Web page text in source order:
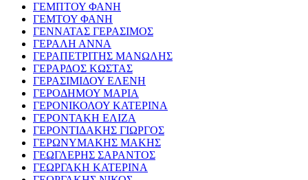
ΓΕΜΠΤΟΥ ΦΑΝΗ
ΓΕΜΤΟΥ ΦΑΝΗ
ΓΕΝΝΑΤΑΣ ΓΕΡΑΣΙΜΟΣ
ΓΕΡΑΛΗ ΑΝΝΑ
ΓΕΡΑΠΕΤΡΙΤΗΣ ΜΑΝΩΛΗΣ
ΓΕΡΑΡΔΟΣ ΚΩΣΤΑΣ
ΓΕΡΑΣΙΜΙΔΟΥ ΕΛΕΝΗ
ΓΕΡΟΔΗΜΟΥ ΜΑΡΙΑ
ΓΕΡΟΝΙΚΟΛΟΥ ΚΑΤΕΡΙΝΑ
ΓΕΡΟΝΤΑΚΗ ΕΛΙΖΑ
ΓΕΡΟΝΤΙΔΑΚΗΣ ΓΙΩΡΓΟΣ
ΓΕΡΩΝΥΜΑΚΗΣ ΜΑΚΗΣ
ΓΕΩΓΛΕΡΗΣ ΣΑΡΑΝΤΟΣ
ΓΕΩΡΓΑΚΗ ΚΑΤΕΡΙΝΑ